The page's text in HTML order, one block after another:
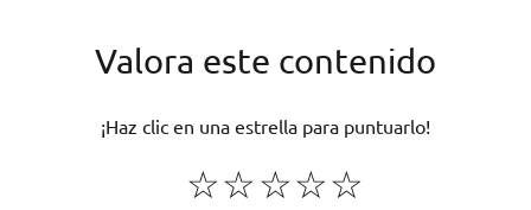
Valora este contenido
¡Haz clic en una estrella para puntuarlo!
☆
☆
☆
☆
☆